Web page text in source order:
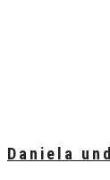
Daniela